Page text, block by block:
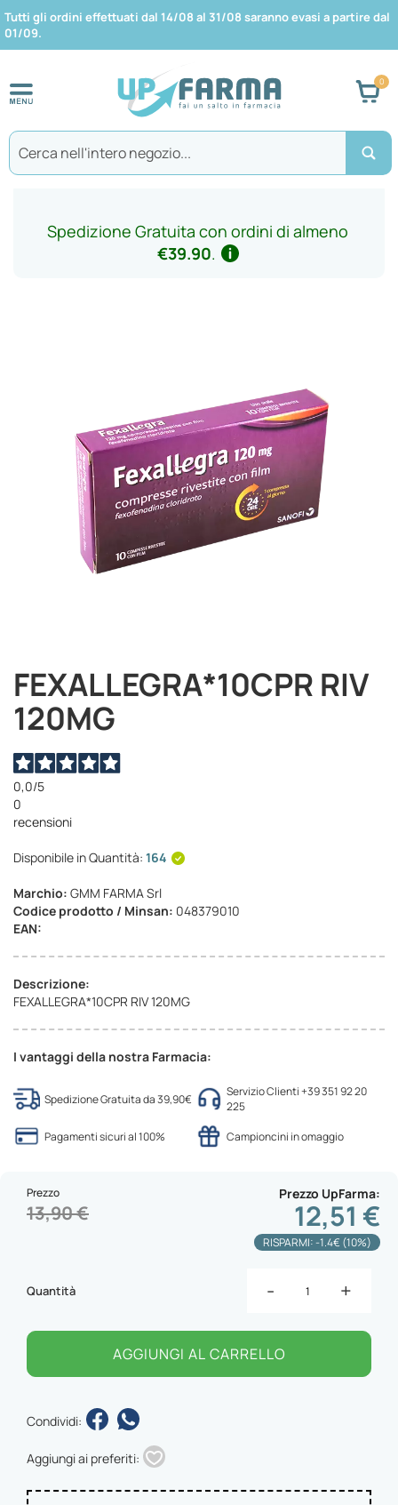
Tutti gli ordini effettuati dal 14/08 al 31/08 saranno evasi a partire dal
01/09.
Spedizione Gratuita con ordini di almeno
€39.90.
FEXALLEGRA*10CPR RIV
120MG
0,0/5
0
recensioni
Disponibile in Quantità: 164
Marchio: GMM FARMA Srl
Codice prodotto / Minsan: 048379010
EAN:
Descrizione:
FEXALLEGRA*10CPR RIV 120MG
I vantaggi della nostra Farmacia:
Spedizione Gratuita da 39,90€
Servizio Clienti +39 351 92 20
225
Pagamenti sicuri al 100%
Campioncini in omaggio
Prezzo UpFarma
12,51 €
Prezzo
13,90 €
RISPARMI: -1.4€ (10%)
Quantità - +
AGGIUNGI AL CARRELLO
Condividi:
Aggiungi ai preferiti:
Vai
all'inizio
della
galleria
immagini